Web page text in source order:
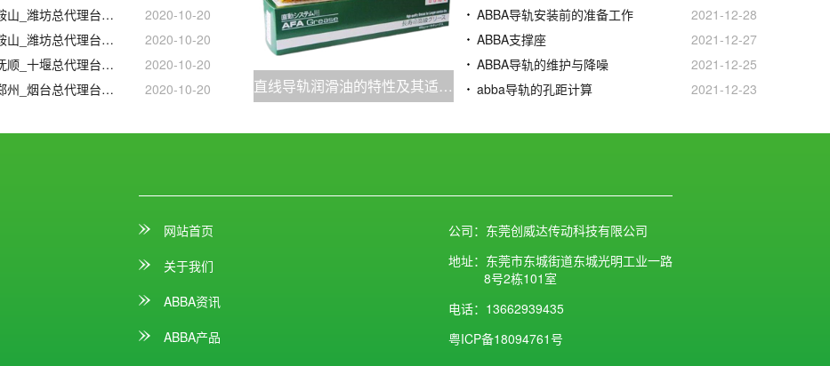
绍兴_泉州_鞍山_潍坊总代理台湾ABBA线性滑轨滑块
2020-10-20
绍兴_泉州_鞍山_潍坊总代理台湾ABBA直线导轨滑块
2020-10-20
湖州_三明_抚顺_十堰总代理台湾ABBA直线导轨滑块
2020-10-20
揭阳_福建_郑州_烟台总代理台湾ABBA直线导轨滑块
2020-10-20 直线导轨润滑油的特性及其适用范围
ABBA导轨安装前的准备工作
2021-12-28
ABBA支撑座
2021-12-27
ABBA导轨的维护与降噪
2021-12-25
abba导轨的孔距计算
2021-12-23
网站首页
关于我们
ABBA资讯
ABBA产品
公司：东莞创威达传动科技有限公司
地址：东莞市东城街道东城光明工业一路
8号2栋101室
电话：13662939435
粤ICP备18094761号